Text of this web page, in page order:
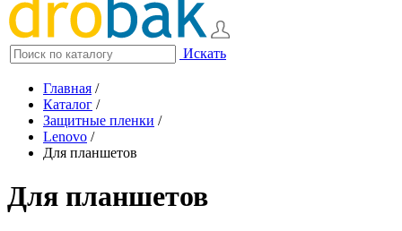
Искать
Главная /
Каталог /
Защитные пленки /
Lenovo /
Для планшетов
Для планшетов